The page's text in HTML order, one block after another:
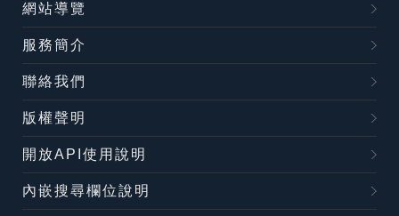
網站導覽
服務簡介
聯絡我們
版權聲明
開放API使用說明
內嵌搜尋欄位說明